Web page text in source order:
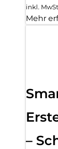
inkl.
Mehr
–